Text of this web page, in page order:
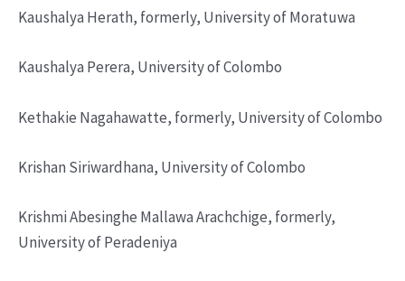
Kaushalya Herath, formerly, University of Moratuwa
Kaushalya Perera, University of Colombo
Kethakie Nagahawatte, formerly, University of Colombo
Krishan Siriwardhana, University of Colombo
Krishmi Abesinghe Mallawa Arachchige, formerly,
University of Peradeniya